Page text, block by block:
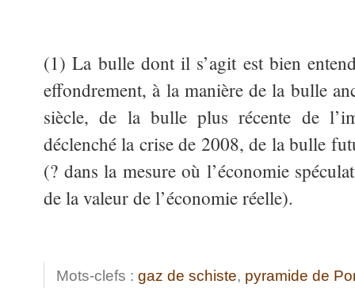
(1) La bulle dont il s’agit est bien
effondrement, à la manière de la bulle
siècle, de la bulle plus récente de
déclenché la crise de 2008, de la bulle
(? dans la mesure où l’économie
de la valeur de l’économie réelle).
Mots-clefs : gaz de schiste, pyramide de